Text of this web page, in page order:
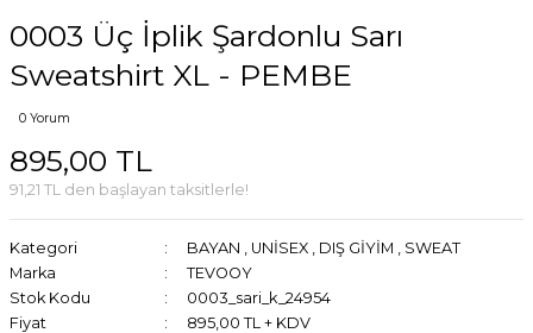
0003 Üç İplik Şardonlu Sarı
Sweatshirt XL - PEMBE
0 Yorum
895,00 TL
91,21 TL den başlayan taksitlerle!
Kategori BAYAN , UNİSEX , DIŞ GİYİM , SWEAT
Marka
TEVOOY
Stok Kodu
0003_sari_k_24954
Fiyat
895,00 TL + KDV